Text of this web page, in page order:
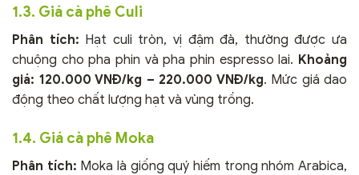
1.3. Giá cà phê Culi
Phân tích: Hạt culi tròn, vị đậm đà, thường được ưa
chuộng cho pha phin và pha phin espresso lai. Khoảng
giá: 120.000 VNĐ/kg – 220.000 VNĐ/kg. Mức giá dao
động theo chất lượng hạt và vùng trồng.
1.4. Giá cà phê Moka
Phân tích: Moka là giống quý hiếm trong nhóm Arabica,